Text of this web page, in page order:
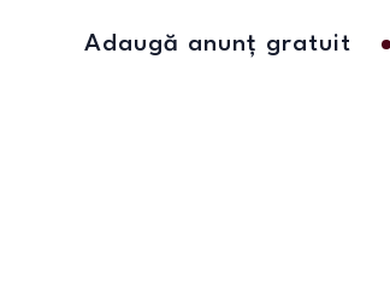
Adaugă anunț gratuit